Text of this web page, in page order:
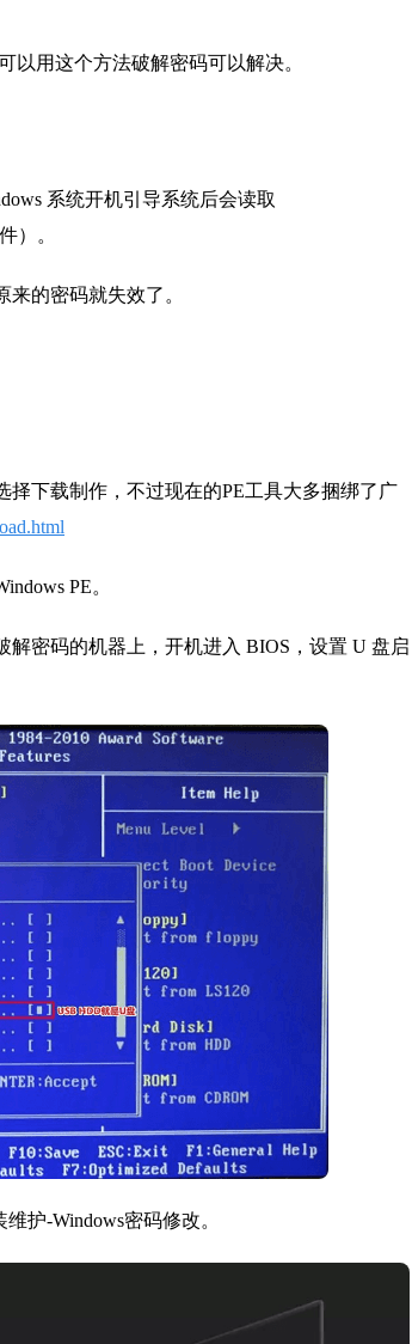
以用这个方法破解密码可以解决。
系统开机引导系统后会读取
）。
的密码就失效了。
下载制作，不过现在的PE工具大多捆绑了广
PE。
密码的机器上，开机进入 BIOS，设置 U 盘启
护-Windows密码修改。